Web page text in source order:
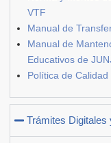
VTF
Manual de
Manual de
Educativos de
Política de Calidad
Trámites Digitales